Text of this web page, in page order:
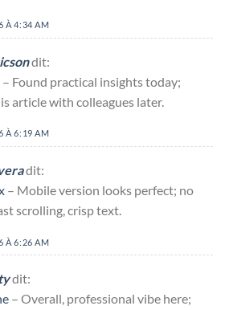
À 4:34 AM
dit:
– Found practical insights today;
article with colleagues later.
À 6:19 AM
dit:
– Mobile version looks perfect; no
scrolling, crisp text.
À 6:26 AM
dit:
– Overall, professional vibe here;